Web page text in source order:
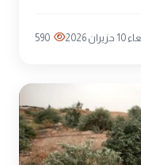
2026
590